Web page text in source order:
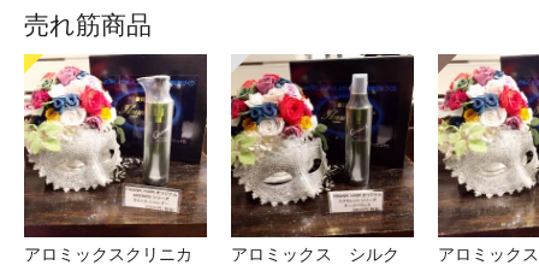
売れ筋商品
アロミックスクリニカ
アロミックス シルク
アロミック